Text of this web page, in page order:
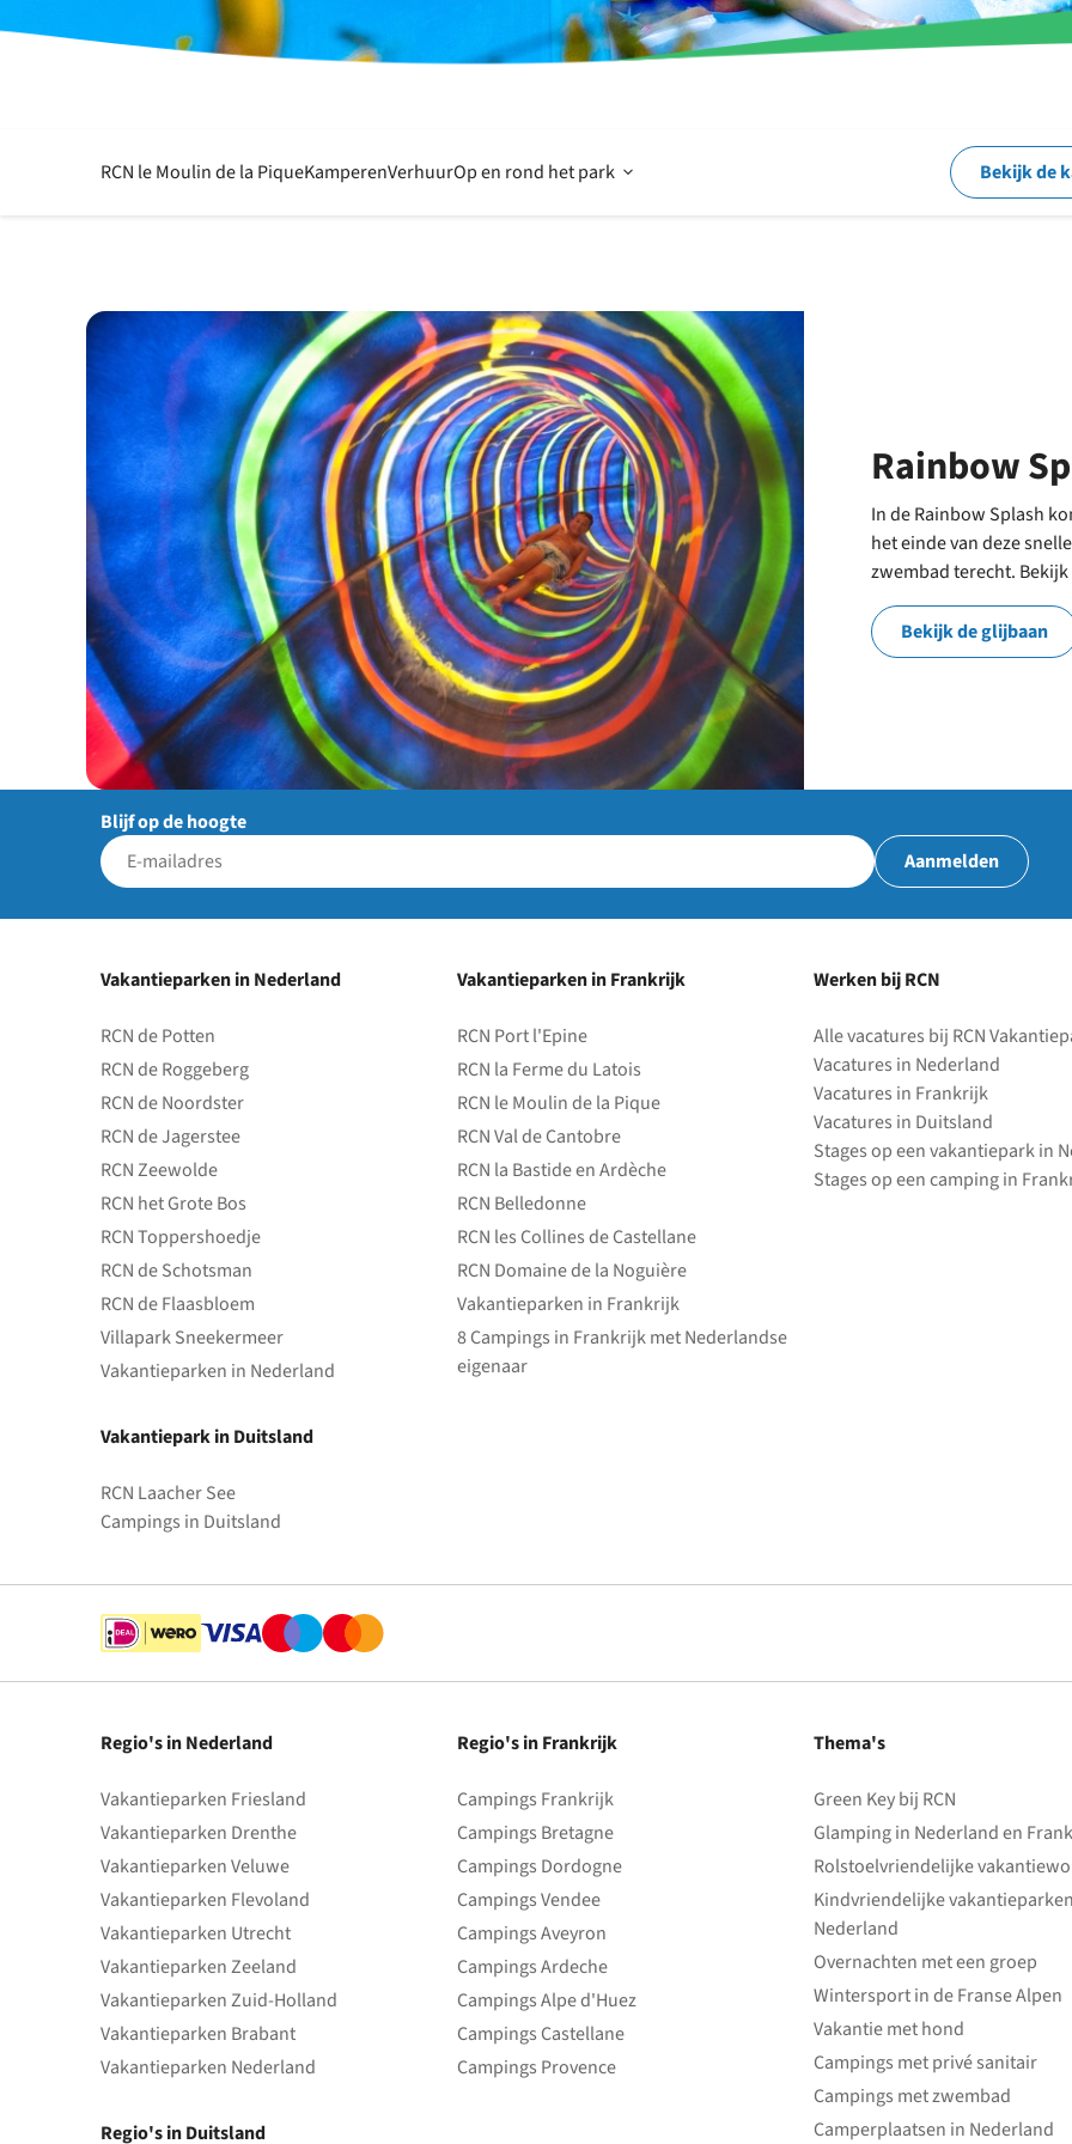
RCN le Moulin de la PiqueKamperenVerhuurOp en rond het park Open
en
rond
het
park
Bekijk de
Rainbow
In de Rainbow Splash
het einde van deze
zwembad terecht.
Bekijk de glijbaan
Blijf op de hoogte
Aanmelden
Vakantieparken in Nederland
RCN de Potten
RCN de Roggeberg
RCN de Noordster
RCN de Jagerstee
RCN Zeewolde
RCN het Grote Bos
RCN Toppershoedje
RCN de Schotsman
RCN de Flaasbloem
Villapark Sneekermeer
Vakantieparken in Nederland
Vakantiepark in Duitsland
RCN Laacher See
Campings in Duitsland
Vakantieparken in Frankrijk
RCN Port l'Epine
RCN la Ferme du Latois
RCN le Moulin de la Pique
RCN Val de Cantobre
RCN la Bastide en Ardèche
RCN Belledonne
RCN les Collines de Castellane
RCN Domaine de la Noguière
Vakantieparken in Frankrijk
8 Campings in Frankrijk met Nederlandse
eigenaar
Werken bij RCN
Alle vacatures bij RCN
Vacatures in Nederland
Vacatures in Frankrijk
Vacatures in Duitsland
Stages op een vakantiepark in
Stages op een camping in
Regio's in Nederland
Vakantieparken Friesland
Vakantieparken Drenthe
Vakantieparken Veluwe
Vakantieparken Flevoland
Vakantieparken Utrecht
Vakantieparken Zeeland
Vakantieparken Zuid-Holland
Vakantieparken Brabant
Vakantieparken Nederland
Regio's in Duitsland
Regio's in Frankrijk
Campings Frankrijk
Campings Bretagne
Campings Dordogne
Campings Vendee
Campings Aveyron
Campings Ardeche
Campings Alpe d'Huez
Campings Castellane
Campings Provence
Thema's
Green Key bij RCN
Glamping in Nederland en
Rolstoelvriendelijke
Kindvriendelijke vakantieparken
Nederland
Overnachten met een groep
Wintersport in de Franse Alpen
Vakantie met hond
Campings met privé sanitair
Campings met zwembad
Camperplaatsen in Nederland